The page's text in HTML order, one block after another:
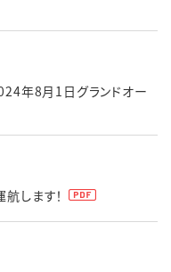
合わせ一覧
年8月1日グランドオー
します！